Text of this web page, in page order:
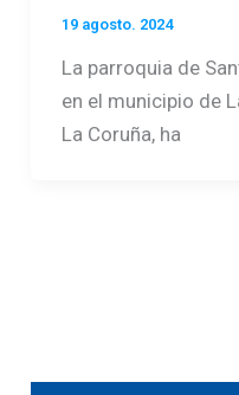
19 agosto. 2024
La parroquia de
en el municipio de
La Coruña, ha